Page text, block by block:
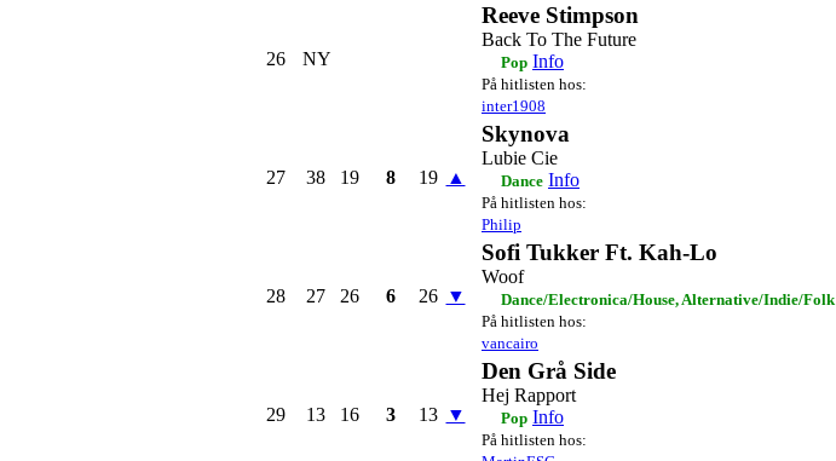
26 NY
Reeve Stimpson
Back To The Future
Pop Info
På hitlisten hos:
inter1908
27 38 19 8 19 ▲
Skynova
Lubie Cie
Dance Info
På hitlisten hos:
Philip
28 27 26 6 26 ▼
Sofi Tukker Ft. Kah-Lo
Woof
Dance/Electronica/House, Alternative/Indie/Folk
På hitlisten hos:
vancairo
29 13 16 3 13 ▼
Den Grå Side
Hej Rapport
Pop Info
På hitlisten hos: